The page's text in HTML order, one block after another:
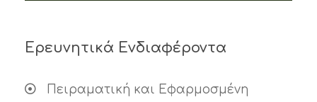
Ερευνητικά Ενδιαφέροντα
Πειραματική και Εφαρμοσμένη